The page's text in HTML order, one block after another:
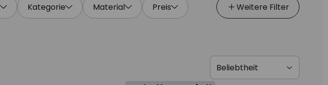
Kategorie Material Preis Weitere Filter